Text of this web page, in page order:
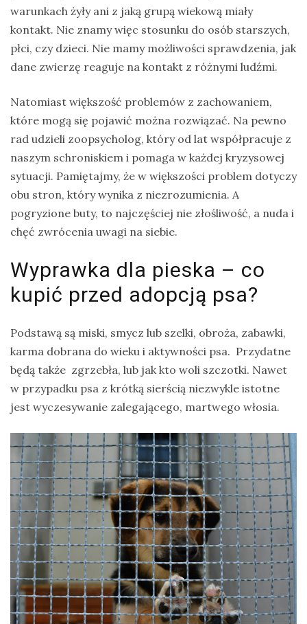
warunkach żyły ani z jaką grupą wiekową miały
kontakt. Nie znamy więc stosunku do osób starszych,
płci, czy dzieci. Nie mamy możliwości sprawdzenia, jak
dane zwierzę reaguje na kontakt z różnymi ludźmi.
Natomiast większość problemów z zachowaniem,
które mogą się pojawić można rozwiązać. Na pewno
rad udzieli zoopsycholog, który od lat współpracuje z
naszym schroniskiem i pomaga w każdej kryzysowej
sytuacji. Pamiętajmy, że w większości problem dotyczy
obu stron, który wynika z niezrozumienia. A
pogryzione buty, to najczęściej nie złośliwość, a nuda i
chęć zwrócenia uwagi na siebie.
Wyprawka dla pieska – co
kupić przed adopcją psa?
Podstawą są miski, smycz lub szelki, obroża, zabawki,
karma dobrana do wieku i aktywności psa. Przydatne
będą także zgrzebła, lub jak kto woli szczotki. Nawet
w przypadku psa z krótką sierścią niezwykle istotne
jest wyczesywanie zalegającego, martwego włosia.